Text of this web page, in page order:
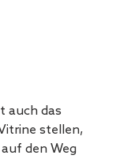
auch das
stellen,
den Weg